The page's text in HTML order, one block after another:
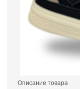
Описание товара